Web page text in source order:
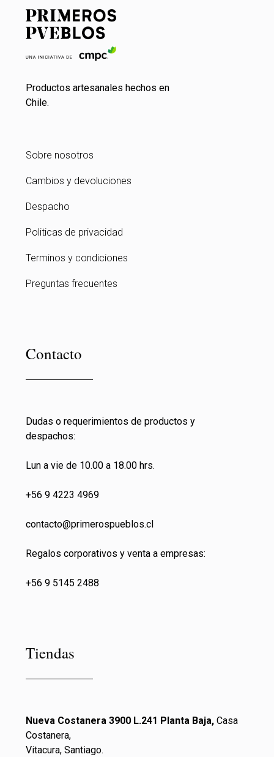
Productos artesanales hechos en
Chile.
Sobre nosotros
Cambios y devoluciones
Despacho
Politicas de privacidad
Terminos y condiciones
Preguntas frecuentes
Contacto
Dudas o requerimientos de productos y
despachos:
Lun a vie de 10.00 a 18.00 hrs.
+56 9 4223 4969
contacto@primerospueblos.cl
Regalos corporativos y venta a empresas:
+56 9 5145 2488
Tiendas
Nueva Costanera 3900 L.241 Planta Baja, Casa
Costanera,
Vitacura, Santiago.